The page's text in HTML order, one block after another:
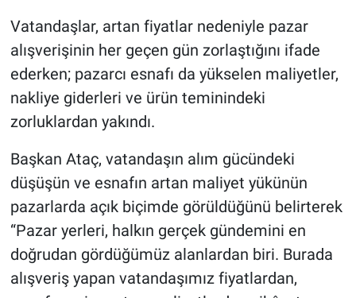
Vatandaşlar, artan fiyatlar nedeniyle pazar
alışverişinin her geçen gün zorlaştığını ifade
ederken; pazarcı esnafı da yükselen maliyetler,
nakliye giderleri ve ürün teminindeki
zorluklardan yakındı.
Başkan Ataç, vatandaşın alım gücündeki
düşüşün ve esnafın artan maliyet yükünün
pazarlarda açık biçimde görüldüğünü belirterek
“Pazar yerleri, halkın gerçek gündemini en
doğrudan gördüğümüz alanlardan biri. Burada
alışveriş yapan vatandaşımız fiyatlardan,